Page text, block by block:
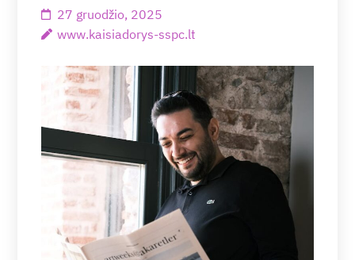
27 gruodžio, 2025
www.kaisiadorys-sspc.lt